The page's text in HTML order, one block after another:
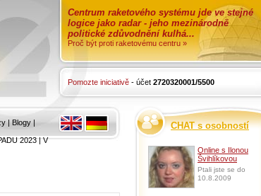
Centrum raketového systému jde ve stejné
logice jako radar - jeho mezinárodně
politické zdůvodnění kulhá...
Proč být proti raketovému centru »
Pomozte iniciativě - účet 2720320001/5500
| Blogy |
2023|V
CHAT s osobností
Online s Ilonou
Švihlíkovou
Ptali jste se do
10.8.2009